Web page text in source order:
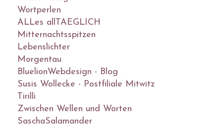
Wortperlen
ALLes allTAEGLICH
Mitternachtsspitzen
Lebenslichter
Morgentau
BluelionWebdesign - Blog
Susis Wollecke - Postfiliale Mitwitz
Tirilli
Zwischen Wellen und Worten
SaschaSalamander